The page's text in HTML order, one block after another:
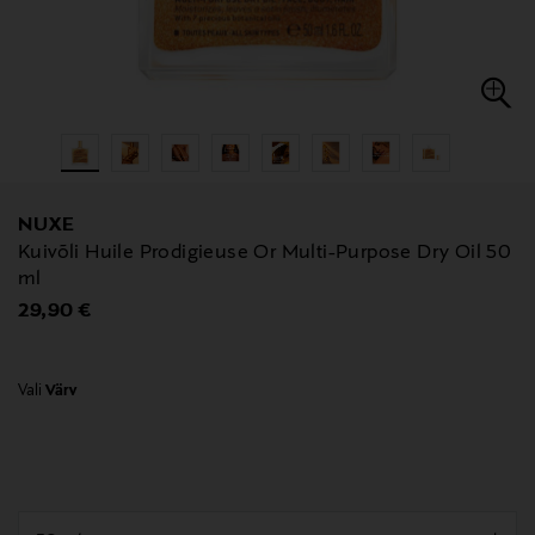
NUXE
Kuivõli Huile Prodigieuse Or Multi-Purpose Dry Oil 50
ml
Original Price
29,90 €
Vali Värv